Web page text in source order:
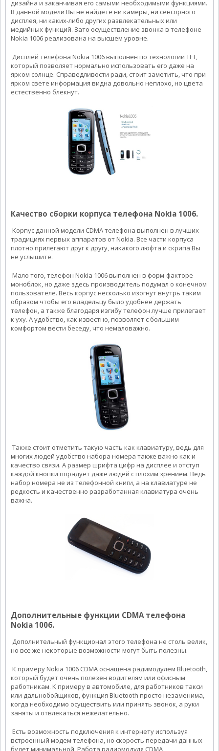
дизайна и заканчивая его самыми необходимыми функциями.
В данной модели Вы не найдете ни камеры, ни сенсорного
дисплея, ни каких-либо других развлекательных или
медийных функций. Зато осуществление звонка в телефоне
Nokia 1006 реализована на высшем уровне.
Дисплей телефона Nokia 1006 выполнен по технологии TFT,
который позволяет нормально использовать его даже на
ярком солнце. Справедливости ради, стоит заметить, что при
ярком свете информация видна довольно неплохо, но цвета
естественно блекнут.
Качество сборки корпуса телефона Nokia 1006.
Корпус данной модели CDMA телефона выполнен в лучших
традициях первых аппаратов от Nokia. Все части корпуса
плотно прилегают друг к другу, никакого люфта и скрипа Вы
не услышите.
Мало того, телефон Nokia 1006 выполнен в форм-факторе
моноблок, но даже здесь производитель подумал о конечном
пользователе. Весь корпус несколько изогнут внутрь таким
образом чтобы его владельцу было удобнее держать
телефон, а также благодаря изгибу телефон лучше прилегает
к уху. А удобство, как известно, позволяет с большим
комфортом вести беседу, что немаловажно.
Также стоит отметить такую часть как клавиатуру, ведь для
многих людей удобство набора номера также важно как и
качество связи. А размер шрифта цифр на дисплее и отступ
каждой кнопки порадует даже людей с плохим зрением. Ведь
набор номера не из телефонной книги, а на клавиатуре не
редкость и качественно разработанная клавиатура очень
важна.
Дополнительные функции CDMA телефона
Nokia 1006.
Дополнительный функционал этого телефона не столь велик,
но все же некоторые возможности могут быть полезны.
К примеру Nokia 1006 CDMA оснащена радимодулем Bluetooth,
который будет очень полезен водителям или офисным
работникам. К примеру в автомобиле, для работников такси
или дальнобойщиков, функция Bluetooth просто незаменима,
когда необходимо осуществить или принять звонок, а руки
заняты и отвлекаться нежелательно.
Есть возможность подключения к интернету используя
встроенный модем телефона, но скорость передачи данных
будет минимальной. Работа радиомодуля CDMA